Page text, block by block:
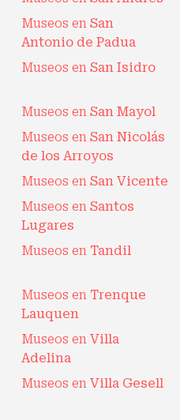
Museos en San
Antonio de Padua
Museos en San Isidro
Museos en San Mayol
Museos en San Nicolás
de los Arroyos
Museos en San Vicente
Museos en Santos
Lugares
Museos en Tandil
Museos en Trenque
Lauquen
Museos en Villa
Adelina
Museos en Villa Gesell